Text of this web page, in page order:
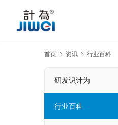
首页 资讯 行业百科
研发识计为
行业百科